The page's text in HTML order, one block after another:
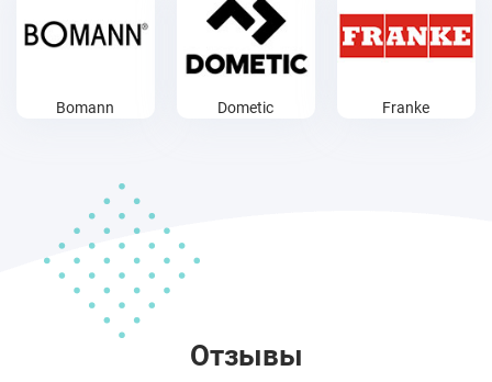
Bomann Dometiс Franke
Отзывы